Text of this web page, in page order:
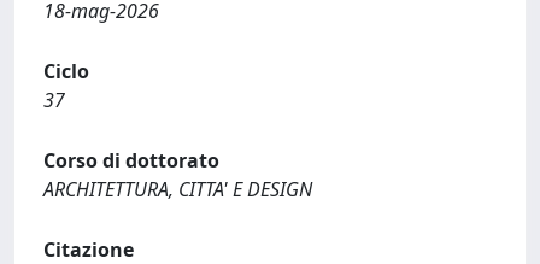
18-mag-2026
Ciclo
37
Corso di dottorato
ARCHITETTURA, CITTA' E DESIGN
Citazione